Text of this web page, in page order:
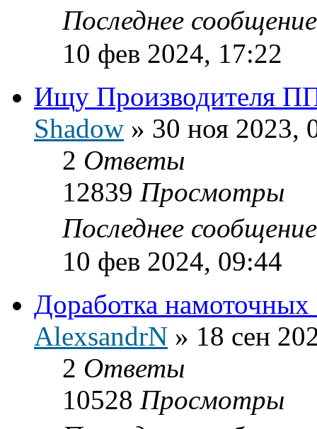
Последнее
10 фев 2024, 17:22
Ищу Производителя
Shadow » 30 ноя 2023,
2 Ответы
12839 Просмотры
Последнее
10 фев 2024, 09:44
Доработка намоточных
AlexsandrN » 18 сен
2 Ответы
10528 Просмотры